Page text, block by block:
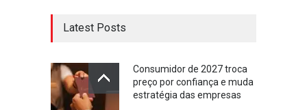
Latest Posts
Consumidor de 2027 troca
preço por confiança e muda
estratégia das empresas